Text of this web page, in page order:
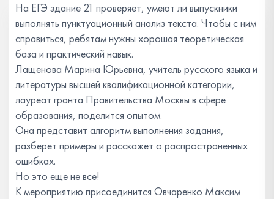
На ЕГЭ здание 21 проверяет, умеют ли выпускники
выполнять пунктуационный анализ текста. Чтобы с ним
справиться, ребятам нужны хорошая теоретическая
база и практический навык.
Лащенова Марина Юрьевна, учитель русского языка и
литературы высшей квалификационной категории,
лауреат гранта Правительства Москвы в сфере
образования, поделится опытом.
Она представит алгоритм выполнения задания,
разберет примеры и расскажет о распространенных
ошибках.
Но это еще не все!
К мероприятию присоединится Овчаренко Максим